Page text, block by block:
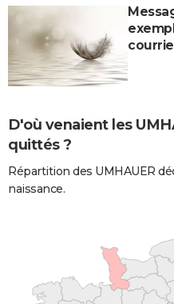
D'où venaient les
quittés ?
Répartition des UMHAUER
naissance.